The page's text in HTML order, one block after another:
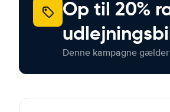
Op til 20%
Denne kampagne